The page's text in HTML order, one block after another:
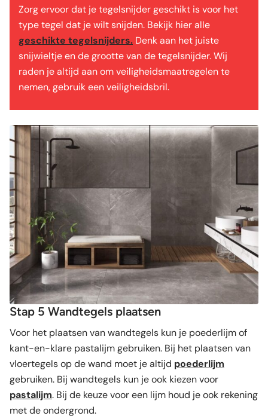
Zorg ervoor dat je tegelsnijder geschikt is voor het
type tegel dat je wilt snijden. Bekijk hier alle
geschikte tegelsnijders. Denk aan het juiste
snijwieltje en de grootte van de tegelsnijder. Wij
raden je altijd aan om veiligheidsmaatregelen te
nemen, gebruik een veiligheidsbril.
Stap 5 Wandtegels plaatsen
Voor het plaatsen van wandtegels kun je poederlijm of
kant-en-klare pastalijm gebruiken. Bij het plaatsen van
vloertegels op de wand moet je altijd poederlijm
gebruiken. Bij wandtegels kun je ook kiezen voor
pastalijm. Bij de keuze voor een lijm houd je ook rekening
met de ondergrond.